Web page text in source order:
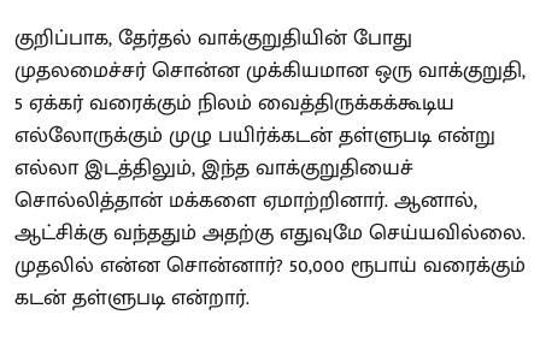
குறிப்பாக, தேர்தல் வாக்குறுதியின் போது
முதலமைச்சர் சொன்ன முக்கியமான ஒரு வாக்குறுதி,
5 ஏக்கர் வரைக்கும் நிலம் வைத்திருக்கக்கூடிய
எல்லோருக்கும் முழு பயிர்க்கடன் தள்ளுபடி என்று
எல்லா இடத்திலும், இந்த வாக்குறுதியைச்
சொல்லித்தான் மக்களை ஏமாற்றினார். ஆனால்,
ஆட்சிக்கு வந்ததும் அதற்கு எதுவுமே செய்யவில்லை.
முதலில் என்ன சொன்னார்? 50,000 ரூபாய் வரைக்கும்
கடன் தள்ளுபடி என்றார்.